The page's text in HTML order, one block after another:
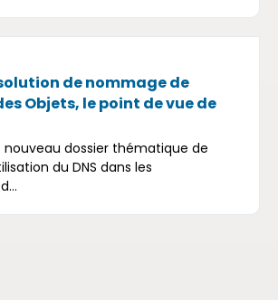
solution de nommage de
Objets, le point de vue de
nouveau dossier thématique de
du DNS dans les